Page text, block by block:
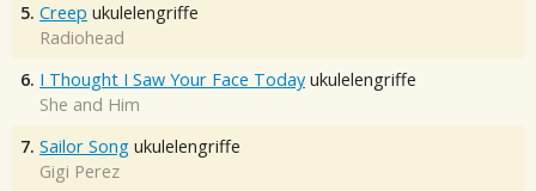
5. Creep ukulelengriffe
Radiohead
6. I Thought I Saw Your Face Today ukulelengriffe
She and Him
7. Sailor Song ukulelengriffe
Gigi Perez